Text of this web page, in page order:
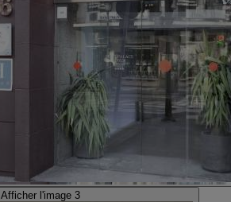
Afficher l'image 3